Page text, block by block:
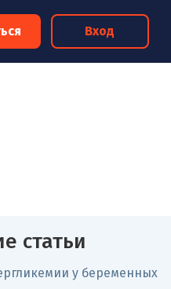
Вход
статьи
у беременных